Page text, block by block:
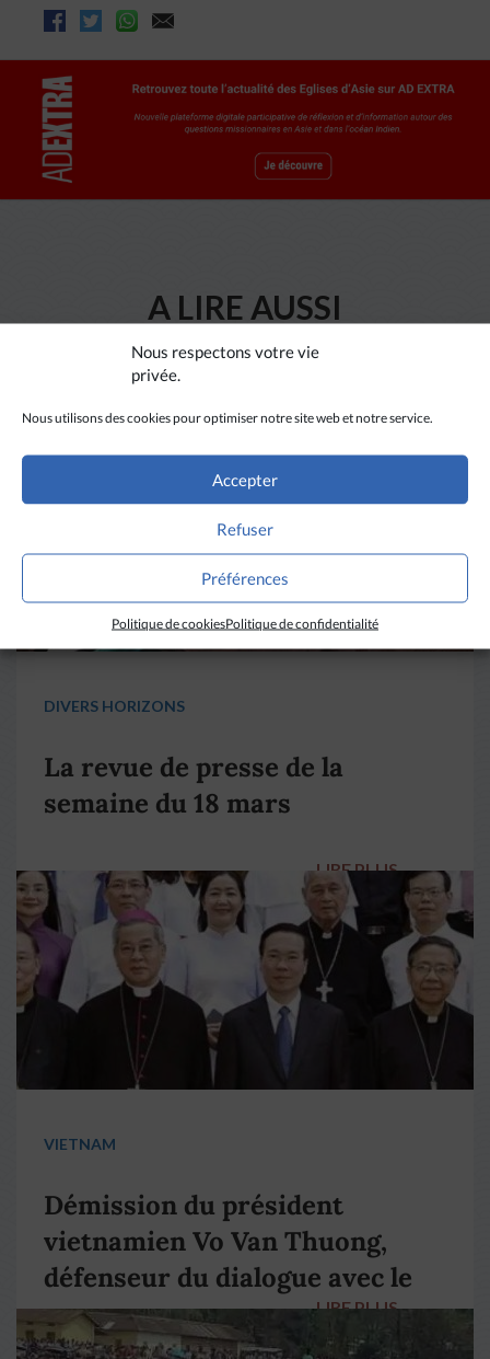
Nous respectons votre vie
privée.
Nous utilisons des cookies pour optimiser notre site web et notre service.
Accepter
Refuser
Préférences
Politique de cookiesPolitique de confidentialité
A LIRE AUSSI
DIVERS HORIZONS
La revue de presse de la
semaine du 18 mars
LIRE PLUS →
VIETNAM
Démission du président
vietnamien Vo Van Thuong,
défenseur du dialogue avec le
pape François
LIRE PLUS →